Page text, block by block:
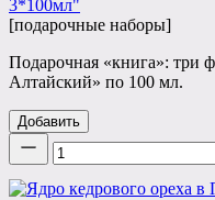
3*100мл"
[подарочные наборы]
Подарочная «книга»: три
Алтайский» по 100 мл.
Добавить
Количество